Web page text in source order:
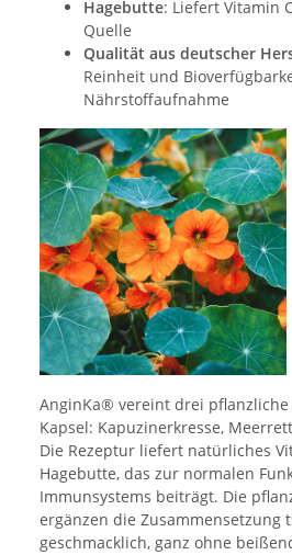
Hagebutte: Liefert Vitamin
Quelle
Qualität aus deutscher
Reinheit und
Nährstoffaufnahme
AnginKa® vereint drei
Kapsel: Kapuzinerkresse,
Die Rezeptur liefert natürliches
Hagebutte, das zur normalen
Immunsystems beiträgt. Die
ergänzen die Zusammensetzung
geschmacklich, ganz ohne